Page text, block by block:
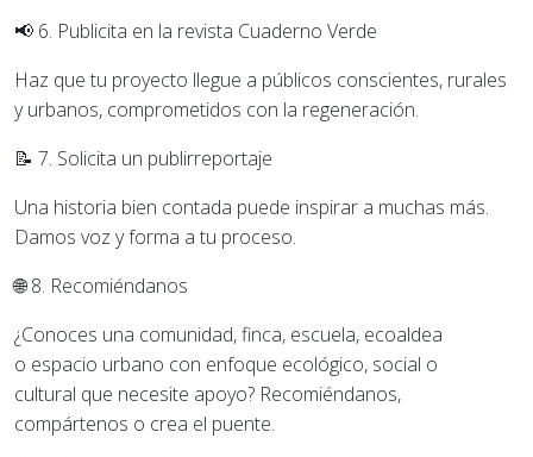
📢 6. Publicita en la revista Cuaderno Verde
Haz que tu proyecto llegue a públicos conscientes, rurales
y urbanos, comprometidos con la regeneración.
📝 7. Solicita un publirreportaje
Una historia bien contada puede inspirar a muchas más.
Damos voz y forma a tu proceso.
🌐8. Recomiéndanos
¿Conoces una comunidad, finca, escuela, ecoaldea
o espacio urbano con enfoque ecológico, social o
cultural que necesite apoyo? Recomiéndanos,
compártenos o crea el puente.